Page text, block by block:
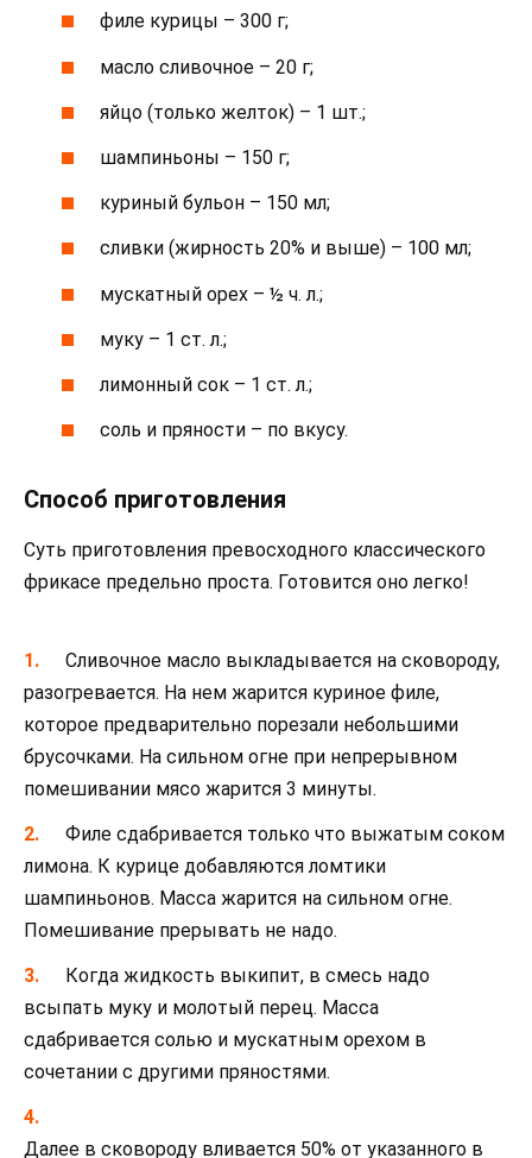
филе курицы – 300 г;
масло сливочное – 20 г;
яйцо (только желток) – 1 шт.;
шампиньоны – 150 г;
куриный бульон – 150 мл;
сливки (жирность 20% и выше) – 100 мл;
мускатный орех – ½ ч. л.;
муку – 1 ст. л.;
лимонный сок – 1 ст. л.;
соль и пряности – по вкусу.
Способ приготовления
Суть приготовления превосходного классического
фрикасе предельно проста. Готовится оно легко!
Сливочное масло выкладывается на сковороду,
разогревается. На нем жарится куриное филе,
которое предварительно порезали небольшими
брусочками. На сильном огне при непрерывном
помешивании мясо жарится 3 минуты.
Филе сдабривается только что выжатым соком
лимона. К курице добавляются ломтики
шампиньонов. Масса жарится на сильном огне.
Помешивание прерывать не надо.
Когда жидкость выкипит, в смесь надо
всыпать муку и молотый перец. Масса
сдабривается солью и мускатным орехом в
сочетании с другими пряностями.
Далее в сковороду вливается 50% от указанного в